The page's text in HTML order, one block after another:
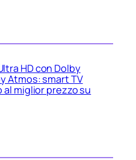
HD con Dolby
Atmos: smart TV
al miglior prezzo su